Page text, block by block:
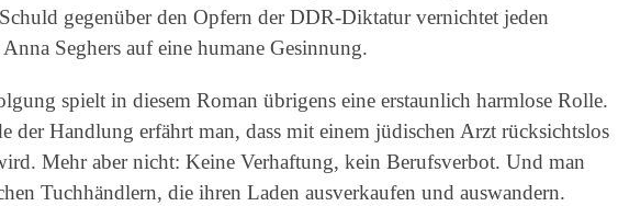
gegenüber den Opfern der DDR-Diktatur vernichtet jeden
Seghers auf eine humane Gesinnung.
spielt in diesem Roman übrigens eine erstaunlich harmlose Rolle.
der Handlung erfährt man, dass mit einem jüdischen Arzt rücksichtslos
Mehr aber nicht: Keine Verhaftung, kein Berufsverbot. Und man
Tuchhändlern, die ihren Laden ausverkaufen und auswandern.